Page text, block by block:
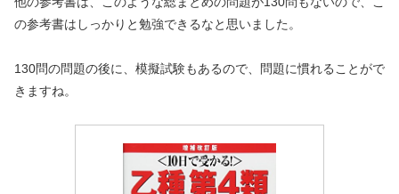
の参考書はしっかりと勉強できるなと思いました。
130問の問題の後に、模擬試験もあるので、問題に慣れることがで
きますね。